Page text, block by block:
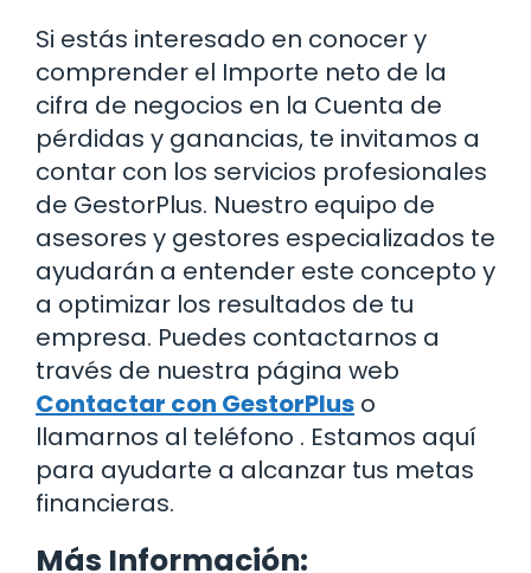
Si estás interesado en conocer y
comprender el Importe neto de la
cifra de negocios en la Cuenta de
pérdidas y ganancias, te invitamos a
contar con los servicios profesionales
de GestorPlus. Nuestro equipo de
asesores y gestores especializados te
ayudarán a entender este concepto y
a optimizar los resultados de tu
empresa. Puedes contactarnos a
través de nuestra página web
Contactar con GestorPlus o
llamarnos al teléfono . Estamos aquí
para ayudarte a alcanzar tus metas
financieras.
Más Información: